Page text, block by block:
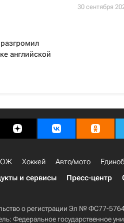
30 сентября
английской
Хоккей Авто/мото
и сервисы Пресс-центр
о регистрации Эл № ФС77-
Федеральное государственное